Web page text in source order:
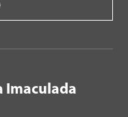
Imaculada